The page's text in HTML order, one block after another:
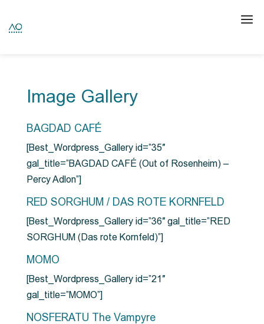
Image Gallery
BAGDAD CAFÉ
[Best_Wordpress_Gallery id=”35″
gal_title=”BAGDAD CAFÉ (Out of Rosenheim) –
Percy Adlon”]
RED SORGHUM / DAS ROTE KORNFELD
[Best_Wordpress_Gallery id=”36″ gal_title=”RED
SORGHUM (Das rote Kornfeld)”]
MOMO
[Best_Wordpress_Gallery id=”21″
gal_title=”MOMO”]
NOSFERATU The Vampyre